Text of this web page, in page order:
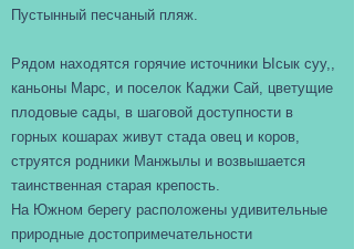
Пустынный песчаный пляж.
Рядом находятся горячие источники Ысык суу,,
каньоны Марс, и поселок Каджи Сай, цветущие
плодовые сады, в шаговой доступности в
горных кошарах живут стада овец и коров,
струятся родники Манжылы и возвышается
таинственная старая крепость.
На Южном берегу расположены удивительные
природные достопримечательности